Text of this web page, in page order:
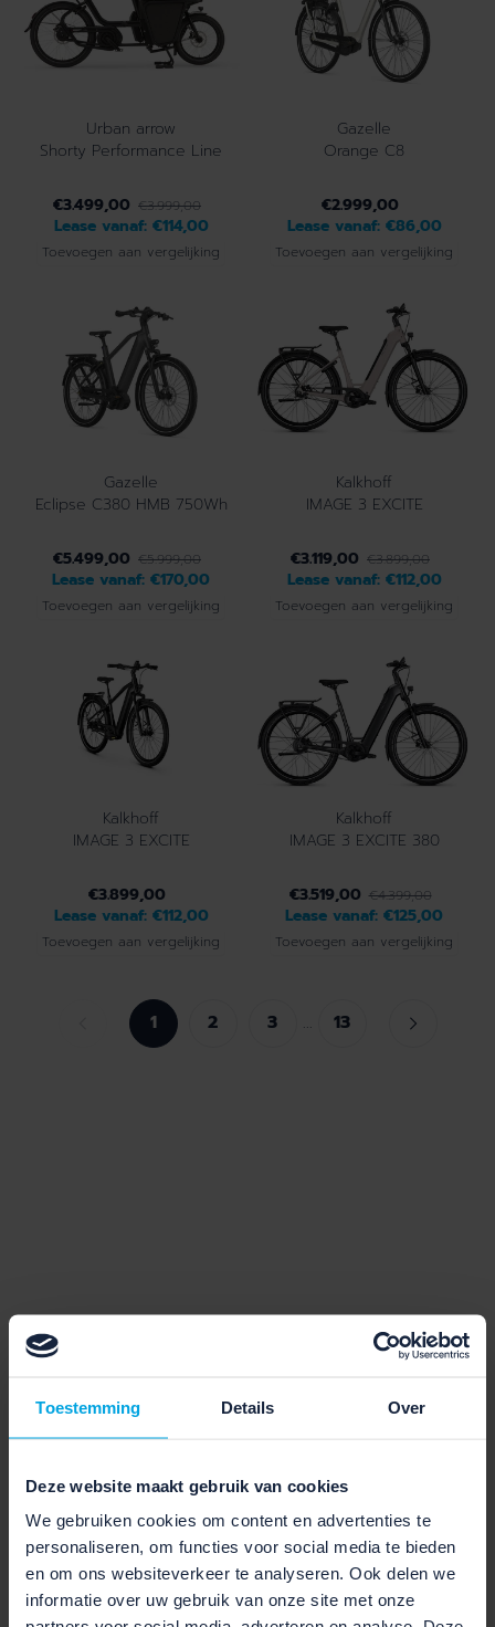
Toestemming Details Over
Deze website maakt gebruik van cookies
We gebruiken cookies om content en advertenties te
personaliseren, om functies voor social media te bieden
en om ons websiteverkeer te analyseren. Ook delen we
informatie over uw gebruik van onze site met onze
Urban arrow
Shorty Performance Line
€3.499,00 €3.999,00
Lease vanaf: €114,00
Toevoegen aan vergelijking
Gazelle
Orange C8
€2.999,00
Lease vanaf: €86,00
Toevoegen aan vergelijking
Gazelle
Eclipse C380 HMB 750Wh
€5.499,00 €5.999,00
Lease vanaf: €170,00
Toevoegen aan vergelijking
Kalkhoff
IMAGE 3 EXCITE
€3.119,00 €3.899,00
Lease vanaf: €112,00
Toevoegen aan vergelijking
Kalkhoff
IMAGE 3 EXCITE
€3.899,00
Lease vanaf: €112,00
Toevoegen aan vergelijking
Kalkhoff
IMAGE 3 EXCITE 380
€3.519,00 €4.399,00
Lease vanaf: €125,00
Toevoegen aan vergelijking
1 2 3 ... 13